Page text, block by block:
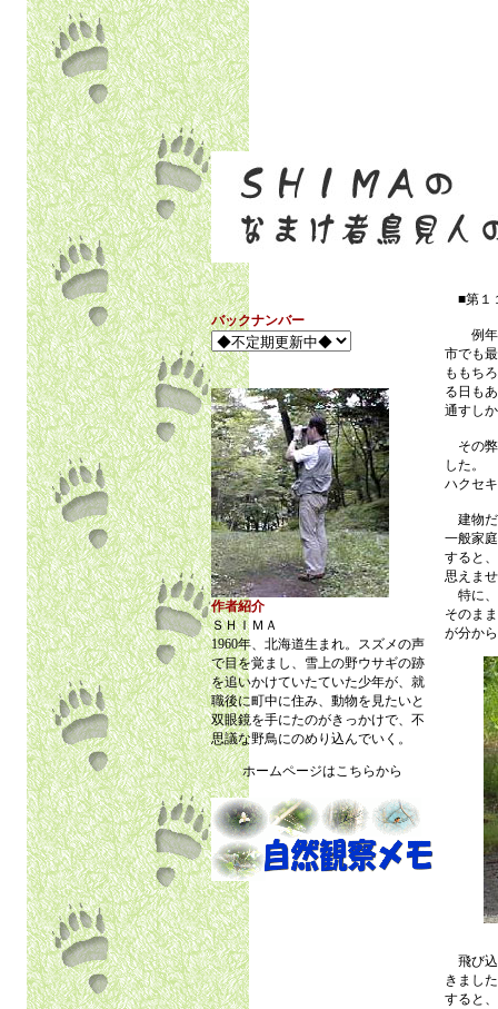
バックナンバー
作者紹介
ＳＨＩＭＡ
1960年、北海道生まれ。スズメの声
で目を覚まし、雪上の野ウサギの跡
を追いかけていたていた少年が、就
職後に町中に住み、動物を見たいと
双眼鏡を手にたのがきっかけで、不
思議な野鳥にのめり込んでいく。
ホームページはこちらから
■第１
例年以
市でも
ももち
る日も
通すし
その弊
した。
ハクセ
建物だ
一般家
すると
思えま
特に、
そのま
が分か
飛び込
きまし
すると